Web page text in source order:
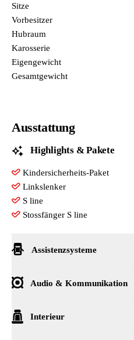
Sitze
Vorbesitzer
Hubraum
Karosserie
Eigengewicht
Gesamtgewicht
Ausstattung
Highlights & Pakete
Kindersicherheits-Paket
Linkslenker
S line
Stossfänger S line
Assistenzsysteme
Einparkhilfe plus
Audio & Kommunikation
8 Lautsprecher
Interieur